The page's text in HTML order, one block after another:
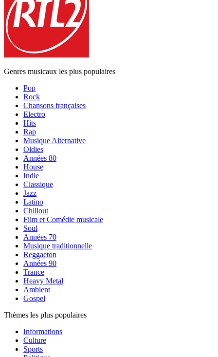
Genres musicaux les plus populaires
Pop
Rock
Chansons françaises
Electro
Hits
Rap
Musique Alternative
Oldies
Années 80
House
Indie
Classique
Jazz
Latino
Chillout
Film et Comédie musicale
Soul
Années 70
Musique traditionnelle
Reggaeton
Années 90
Trance
Heavy Metal
Ambient
Gospel
Thèmes les plus populaires
Informations
Culture
Sports